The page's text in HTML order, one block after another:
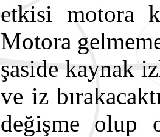
etkisi motora
Motora
şaside kaynak
ve iz
değişme olup